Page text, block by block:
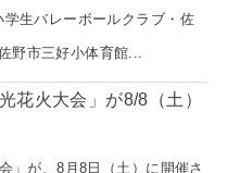
生バレーボールクラブ・佐
野市三好小体育館...
花火大会」が8/8（土）
」が、8月8日（土）に開催さ